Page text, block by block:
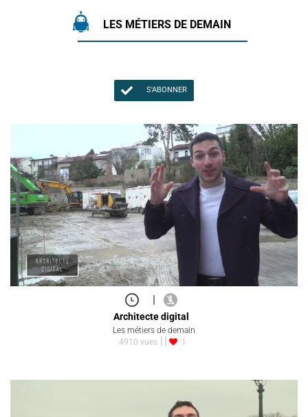
LES MÉTIERS DE DEMAIN
S'ABONNER
|
Architecte digital
Les métiers de demain
4910 vues
1